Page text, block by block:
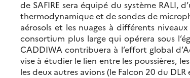
de SAFIRE sera équipé du système RALI,
thermodynamique et de sondes de
aérosols et les nuages ​​à différents
consortium plus large qui opérera sous
CADDIWA contribuera à l’effort global
vise à étudier le lien entre les poussières,
les deux autres avions (le Falcon 20 du